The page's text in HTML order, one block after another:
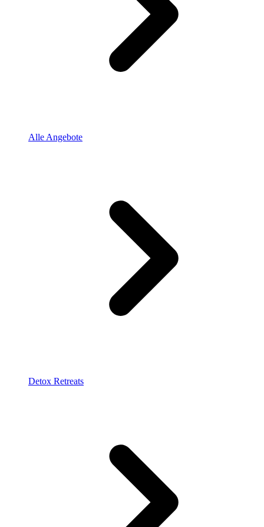
Alle Angebote
Detox Retreats